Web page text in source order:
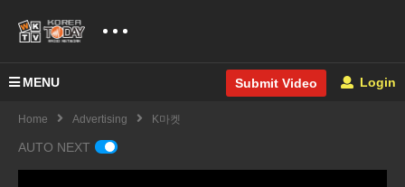
MENU Submit Video Login
Home Advertising K마켓
AUTO NEXT